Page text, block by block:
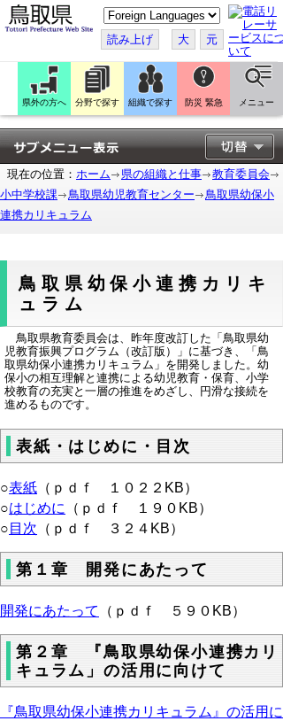
こ
の
ペ
ー
ジ
翻
訳
す
る
読み上げ 大 元
県外の方へ 分野で探す 組織で探す 防災 緊急 メニュー
現在の位置： ホーム 県の組織と仕事
教育委員会
小中学校課
鳥取県幼児教育センター
鳥取県幼保小
連携カリキュラム
鳥取県幼保小連携カリキ
ュラム
鳥取県教育委員会は、昨年度改訂した「鳥取県幼
児教育振興プログラム（改訂版）」に基づき、「鳥
取県幼保小連携カリキュラム」を開発しました。幼
保小の相互理解と連携による幼児教育・保育、小学
校教育の充実と一層の推進をめざし、円滑な接続を
進めるものです。
表紙・はじめに・目次
○表紙 （ｐｄｆ １０２２KB）
○はじめに
（ｐｄｆ １９０KB）
○ 目次 （ｐｄｆ ３２４KB）
第１章 開発にあたって
開発にあたって （ｐｄｆ ５９０KB）
第２章 『鳥取県幼保小連携カリ
キュラム」の活用に向けて
『鳥取県幼保小連携カリキュラム』の活用に